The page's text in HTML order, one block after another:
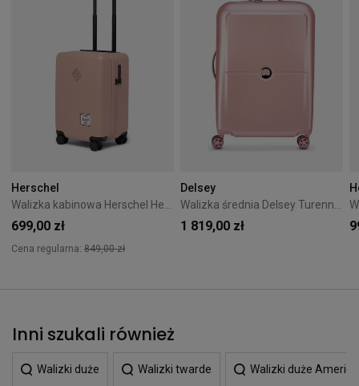
Herschel
699,00 zł
Cena regularna: 849,00 zł
Delsey
1 819,00 zł
Inni szukali również
Walizki duże Walizki twarde Walizki duże